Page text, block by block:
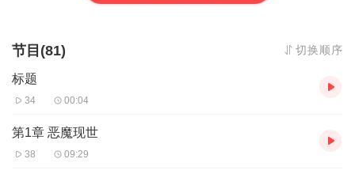
节目(81) 切换顺序
标题
34 00:04
第1章 恶魔现世
38 09:29